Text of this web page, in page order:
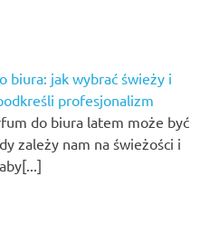
biura: jak wybrać świeży i
profesjonalizm
do biura latem może być
zależy nam na świeżości i